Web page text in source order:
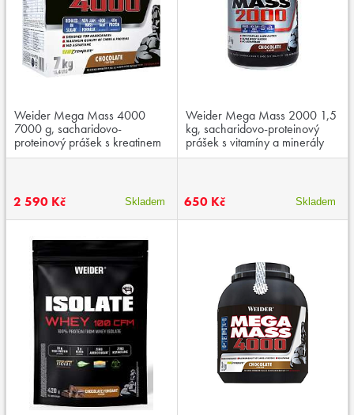
Weider Mega Mass 4000
7000 g, sacharidovo-
proteinový prášek s kreatinem
a vitaminy
2 590 Kč Skladem
Weider Mega Mass 2000 1,5
kg, sacharidovo-proteinový
prášek s vitamíny a minerály
650 Kč Skladem